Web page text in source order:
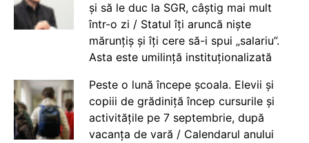
și să le duc la SGR, câștig mai mult
într-o zi / Statul îți aruncă niște
mărunțiș și îți cere să-i spui „salariu”.
Asta este umilință instituționalizată
Peste o lună începe școala. Elevii și
copiii de grădiniță încep cursurile și
activitățile pe 7 septembrie, după
vacanța de vară / Calendarul anului